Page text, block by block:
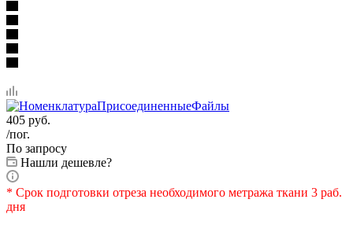
405 руб.
/пог.
По запросу
Нашли дешевле?
* Срок подготовки отреза необходимого метража ткани 3 раб.
дня